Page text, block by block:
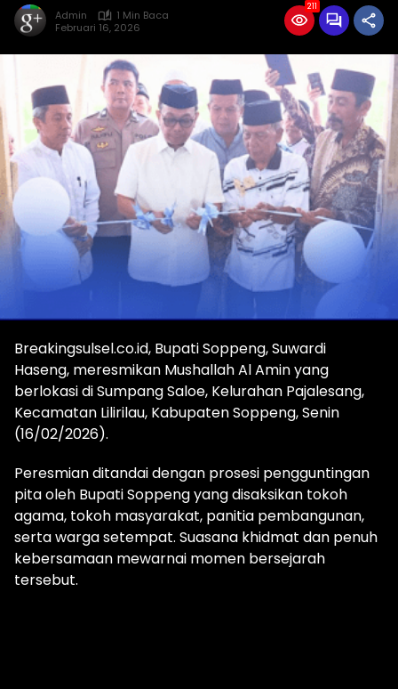
Admin
1 Min Baca
Februari 16, 2026
211
Breakingsulsel.co.id, Bupati Soppeng, Suwardi
Haseng, meresmikan Mushallah Al Amin yang
berlokasi di Sumpang Saloe, Kelurahan Pajalesang,
Kecamatan Lilirilau, Kabupaten Soppeng, Senin
(16/02/2026).
Peresmian ditandai dengan prosesi pengguntingan
pita oleh Bupati Soppeng yang disaksikan tokoh
agama, tokoh masyarakat, panitia pembangunan,
serta warga setempat. Suasana khidmat dan penuh
kebersamaan mewarnai momen bersejarah
tersebut.